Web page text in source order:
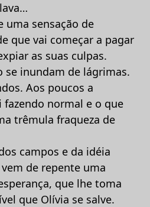
uma sensação de
que vai começar a pagar
as suas culpas.
se inundam de lágrimas.
Aos poucos a
fazendo normal e o que
trêmula fraqueza de
campos e da idéia
de repente uma
que lhe toma
que Olívia se salve.